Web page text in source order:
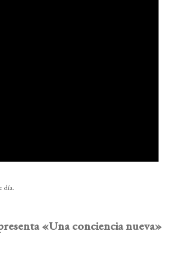
día.
«Una conciencia nueva»